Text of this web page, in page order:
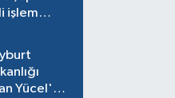
işlem
Yücel'e